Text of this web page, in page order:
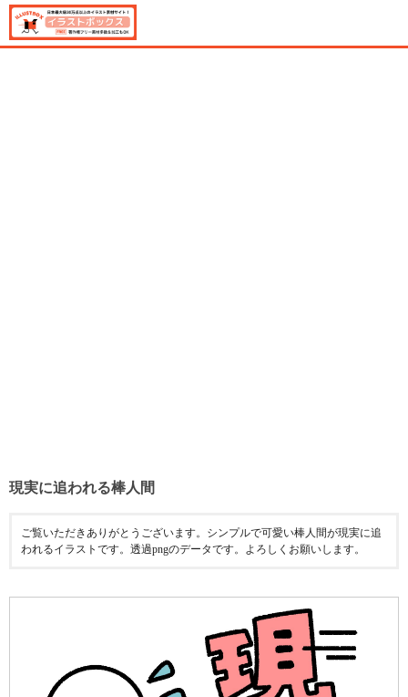
現実に追われる棒人間
ご覧いただきありがとうございます。シンプルで可愛い棒人間が現実に追
われるイラストです。透過pngのデータです。よろしくお願いします。